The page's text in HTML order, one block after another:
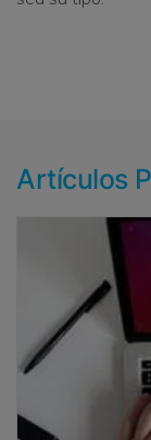
Artículos